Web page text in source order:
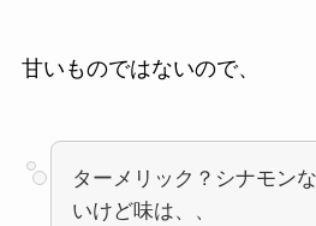
甘いものではないので、
ターメリック？シナモン
いけど味は、、